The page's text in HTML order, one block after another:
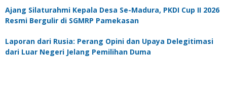
Ajang Silaturahmi Kepala Desa Se-Madura, PKDI Cup II 2026
Resmi Bergulir di SGMRP Pamekasan
Laporan dari Rusia: Perang Opini dan Upaya Delegitimasi
dari Luar Negeri Jelang Pemilihan Duma